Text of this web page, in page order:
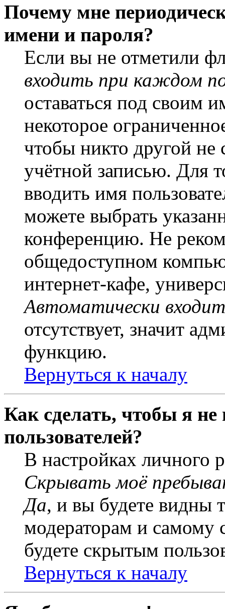
Почему мне
имени и пароля?
Если вы не отметили
входить при каждом
оставаться под своим
некоторое
чтобы никто другой не
учётной записью. Для
вводить имя
можете выбрать
конференцию. Не
общедоступном
интернет-кафе,
Автоматически
отсутствует, значит
функцию.
Вернуться к началу
Как сделать, чтобы я
пользователей?
В настройках личного
Скрывать моё
Да, и вы будете видны
модераторам и самому
будете скрытым
Вернуться к началу